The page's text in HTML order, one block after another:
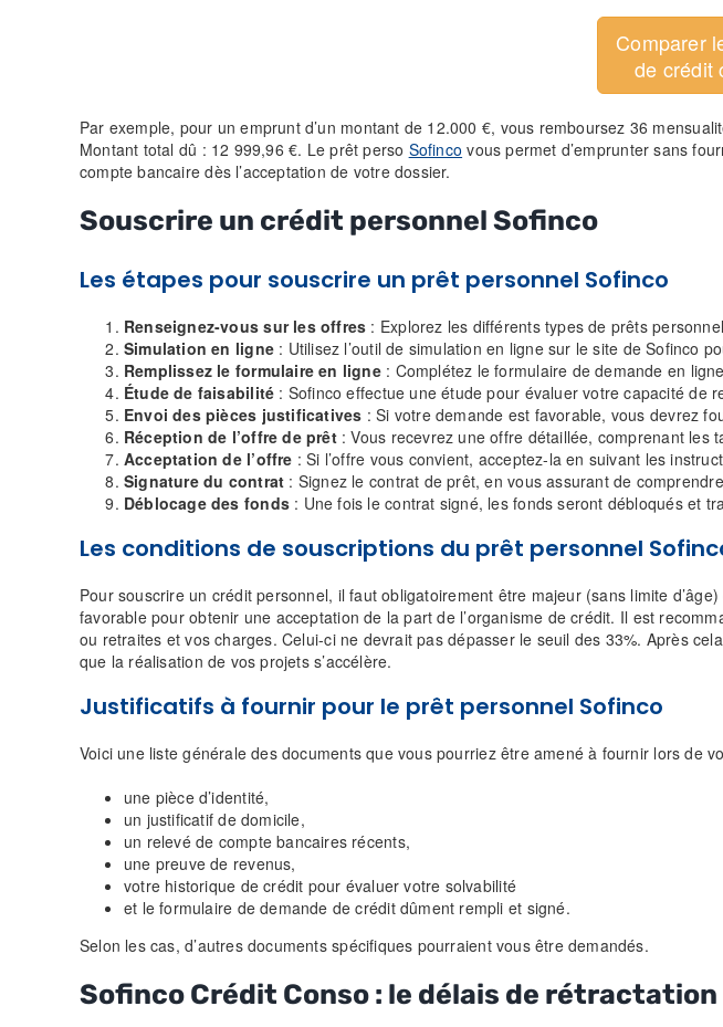
Comparer
de crédit
Par exemple, pour un emprunt d’un montant de 12.000 €, vous remboursez 36
Montant total dû : 12 999,96 €. Le prêt perso Sofinco vous permet d’emprunter sans
compte bancaire dès l’acceptation de votre dossier.
Souscrire un crédit personnel Sofinco
Les étapes pour souscrire un prêt personnel Sofinco
Renseignez-vous sur les offres : Explorez les différents types de prêts
Simulation en ligne: Utilisez l’outil de simulation en ligne sur le site de Sofinco
Remplissez le formulaire en ligne: Complétez le formulaire de demande en
Étude de faisabilité : Sofinco effectue une étude pour évaluer votre capacité de
Envoi des pièces justificatives : Si votre demande est favorable, vous devrez
Réception de l’offre de prêt: Vous recevrez une offre détaillée, comprenant les
Acceptation de l’offre : Si l’offre vous convient, acceptez-la en suivant les
Signature du contrat : Signez le contrat de prêt, en vous assurant de
Déblocage des fonds: Une fois le contrat signé, les fonds seront débloqués et
Les conditions de souscriptions du prêt personnel
Pour souscrire un crédit personnel, il faut obligatoirement être majeur (sans limite
favorable pour obtenir une acceptation de la part de l’organisme de crédit. Il est
ou retraites et vos charges. Celui-ci ne devrait pas dépasser le seuil des 33%. Après
que la réalisation de vos projets s’accélère.
Justificatifs à fournir pour le prêt personnel Sofinco
Voici une liste générale des documents que vous pourriez être amené à fournir lors de
une pièce d’identité,
un justificatif de domicile,
un relevé de compte bancaires récents,
une preuve de revenus,
votre historique de crédit pour évaluer votre solvabilité
et le formulaire de demande de crédit dûment rempli et signé.
Selon les cas, d’autres documents spécifiques pourraient vous être demandés.
Sofinco Crédit Conso : le délais de rétractation